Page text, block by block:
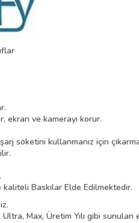
ekran ve kamerayı korur.
soketini kullanmanız için
Baskılar Elde Edilmektedir.
Max, Üretim Yılı gibi